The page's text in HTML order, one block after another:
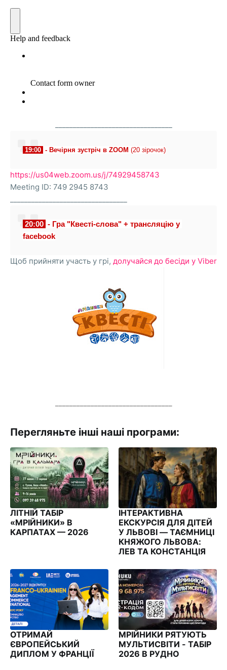
19:00 - Вечірня зустріч в ZOOM (20 зірочок)
https://us04web.zoom.us/j/74929458743
Meeting ID: 749 2945 8743
20:00 - Гра "Квесті-слова" + трансляцію у
facebook
Щоб прийняти участь у грі, долучайся до бесіди у Viber
Перегляньте інші наші програми:
ЛІТНІЙ ТАБІР
«МРІЙНИКИ» В
КАРПАТАХ — 2026
ІНТЕРАКТИВНА
ЕКСКУРСІЯ ДЛЯ ДІТЕЙ
У ЛЬВОВІ — ТАЄМНИЦІ
КНЯЖОГО ЛЬВОВА:
ЛЕВ ТА КОНСТАНЦІЯ
ОТРИМАЙ
ЄВРОПЕЙСЬКИЙ
ДИПЛОМ У ФРАНЦІЇ
МРІЙНИКИ РЯТУЮТЬ
МУЛЬТИСВІТИ - ТАБІР
2026 В РУДНО